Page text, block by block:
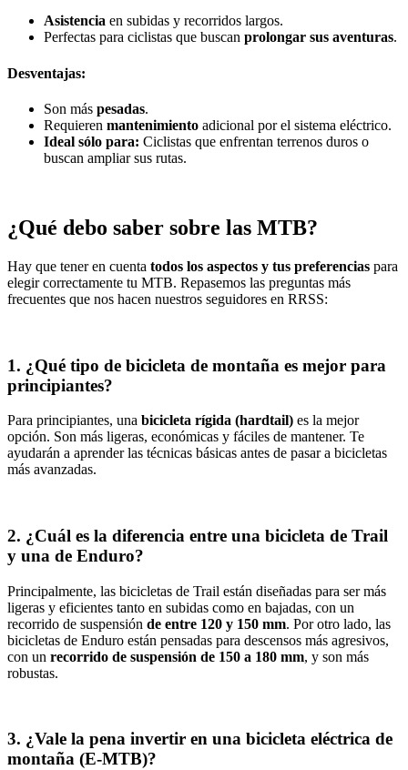
Asistencia en subidas y recorridos largos.
Perfectas para ciclistas que buscan prolongar sus aventuras.
Desventajas:
Son más pesadas.
Requieren mantenimiento adicional por el sistema eléctrico.
Ideal sólo para: Ciclistas que enfrentan terrenos duros o
buscan ampliar sus rutas.
¿Qué debo saber sobre las MTB?
Hay que tener en cuenta todos los aspectos y tus preferencias para
elegir correctamente tu MTB. Repasemos las preguntas más
frecuentes que nos hacen nuestros seguidores en RRSS:
1. ¿Qué tipo de bicicleta de montaña es mejor para
principiantes?
Para principiantes, una bicicleta rígida (hardtail) es la mejor
opción. Son más ligeras, económicas y fáciles de mantener. Te
ayudarán a aprender las técnicas básicas antes de pasar a bicicletas
más avanzadas.
2. ¿Cuál es la diferencia entre una bicicleta de Trail
y una de Enduro?
Principalmente, las bicicletas de Trail están diseñadas para ser más
ligeras y eficientes tanto en subidas como en bajadas, con un
recorrido de suspensión de entre 120 y 150 mm. Por otro lado, las
bicicletas de Enduro están pensadas para descensos más agresivos,
con un recorrido de suspensión de 150 a 180 mm, y son más
robustas.
3. ¿Vale la pena invertir en una bicicleta eléctrica de
montaña (E-MTB)?